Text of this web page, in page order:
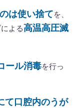
は使い捨てを、
よる高温高圧滅
ール消毒を行っ
て口腔内のうが